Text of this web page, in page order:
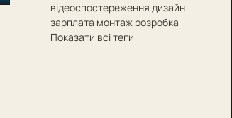
відеоспостереження дизайн
зарплата монтаж розробка
Показати всі теги